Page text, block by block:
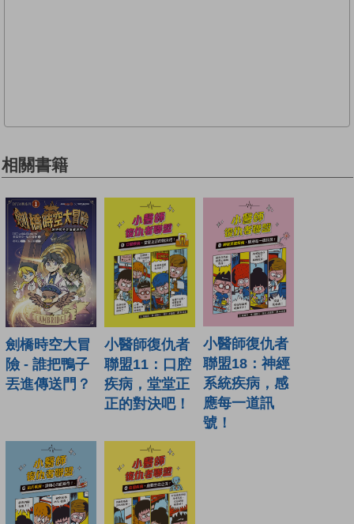
相關書籍
劍橋時空大冒
險 - 誰把鴨子
丟進傳送門？
小醫師復仇者
聯盟11：口腔
疾病，堂堂正
正的對決吧！
小醫師復仇者
聯盟18：神經
系統疾病，感
應每一道訊
號！